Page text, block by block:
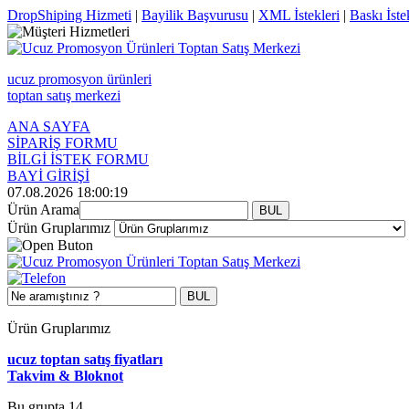
DropShiping Hizmeti | Bayilik Başvurusu | XML İstekleri | Baskı
ucuz promosyon ürünleri
toptan satış merkezi
ANA SAYFA
SİPARİŞ FORMU
BİLGİ İSTEK FORMU
BAYİ GİRİŞİ
07.08.2026 18:00:19
Ürün Arama
Ürün Gruplarımız
Ürün Gruplarımız
ucuz toptan satış fiyatları
Takvim & Bloknot